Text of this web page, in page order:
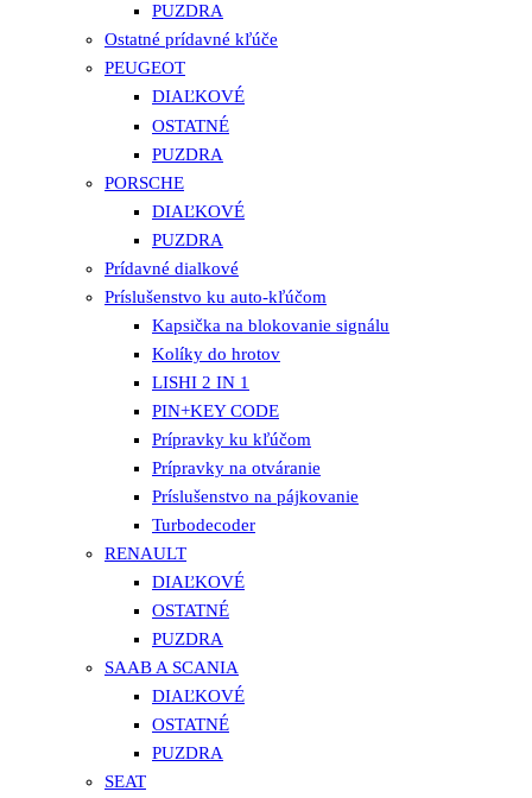
PUZDRA
Ostatné prídavné kľúče
PEUGEOT
DIAĽKOVÉ
OSTATNÉ
PUZDRA
PORSCHE
DIAĽKOVÉ
PUZDRA
Prídavné dialkové
Príslušenstvo ku auto-kľúčom
Kapsička na blokovanie signálu
Kolíky do hrotov
LISHI 2 IN 1
PIN+KEY CODE
Prípravky ku kľúčom
Prípravky na otváranie
Príslušenstvo na pájkovanie
Turbodecoder
RENAULT
DIAĽKOVÉ
OSTATNÉ
PUZDRA
SAAB A SCANIA
DIAĽKOVÉ
OSTATNÉ
PUZDRA
SEAT